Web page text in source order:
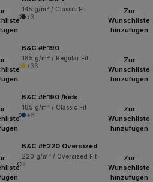
145 g/m² / Classic Fit
+3
Zur
Wunschliste
hinzufügen
B&C #E190
185 g/m² / Regular Fit
+36
Zur
Wunschliste
hinzufügen
B&C #E190 /kids
185 g/m² / Classic Fit
+8
Zur
Wunschliste
hinzufügen
B&C #E220 Oversized
220 g/m² / Oversized Fit
Zur
Wunschliste
hinzufügen